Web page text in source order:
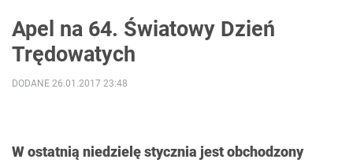
Apel na 64. Światowy Dzień
Trędowatych
W ostatnią niedzielę stycznia jest obchodzony
DODANE 26.01.2017 23:48